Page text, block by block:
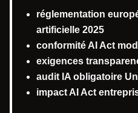
réglementation
artificielle 2025
conformité AI Act
exigences
audit IA obligatoire
impact AI Act